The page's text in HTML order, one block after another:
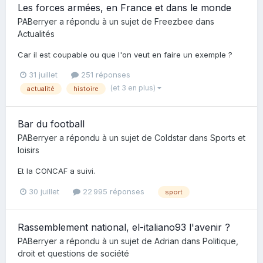
Les forces armées, en France et dans le monde
PABerryer a répondu à un sujet de Freezbee dans
Actualités
Car il est coupable ou que l'on veut en faire un exemple ?
31 juillet 251 réponses
actualité histoire (et 3 en plus)
Bar du football
PABerryer a répondu à un sujet de Coldstar dans Sports et
loisirs
Et la CONCAF a suivi.
30 juillet 22 995 réponses sport
Rassemblement national, el-italiano93 l'avenir ?
PABerryer a répondu à un sujet de Adrian dans Politique,
droit et questions de société